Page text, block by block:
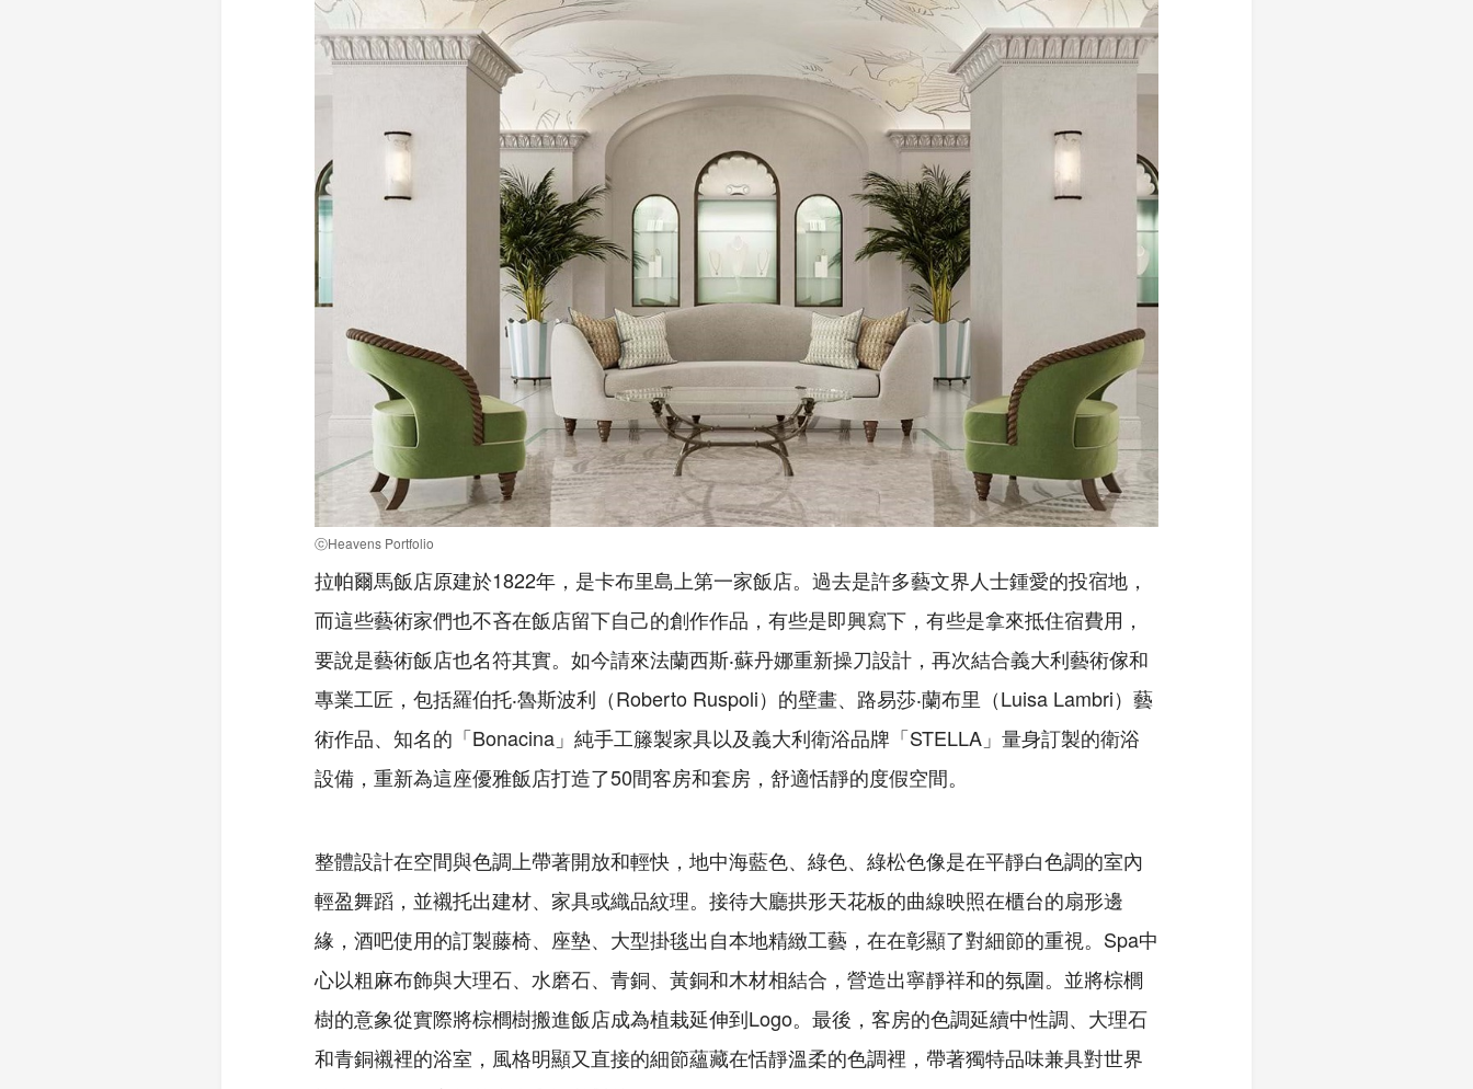
ⓒHeavens Portfolio
拉帕爾馬飯店原建於1822年，是卡布里島上第一家飯店。過去是許多藝文界人士鍾愛的投宿地，
而這些藝術家們也不吝在飯店留下自己的創作作品，有些是即興寫下，有些是拿來抵住宿費用，
要說是藝術飯店也名符其實。如今請來法蘭西斯‧蘇丹娜重新操刀設計，再次結合義大利藝術傢和
專業工匠，包括羅伯托‧魯斯波利（Roberto Ruspoli）的壁畫、路易莎‧蘭布里（Luisa Lambri）藝
術作品、知名的「Bonacina」純手工籐製家具以及義大利衛浴品牌「STELLA」量身訂製的衛浴
設備，重新為這座優雅飯店打造了50間客房和套房，舒適恬靜的度假空間。
整體設計在空間與色調上帶著開放和輕快，地中海藍色、綠色、綠松色像是在平靜白色調的室內
輕盈舞蹈，並襯托出建材、家具或織品紋理。接待大廳拱形天花板的曲線映照在櫃台的扇形邊
緣，酒吧使用的訂製藤椅、座墊、大型掛毯出自本地精緻工藝，在在彰顯了對細節的重視。Spa中
心以粗麻布飾與大理石、水磨石、青銅、黃銅和木材相結合，營造出寧靜祥和的氛圍。並將棕櫚
樹的意象從實際將棕櫚樹搬進飯店成為植栽延伸到Logo。最後，客房的色調延續中性調、大理石
和青銅襯裡的浴室，風格明顯又直接的細節蘊藏在恬靜溫柔的色調裡，帶著獨特品味兼具對世界